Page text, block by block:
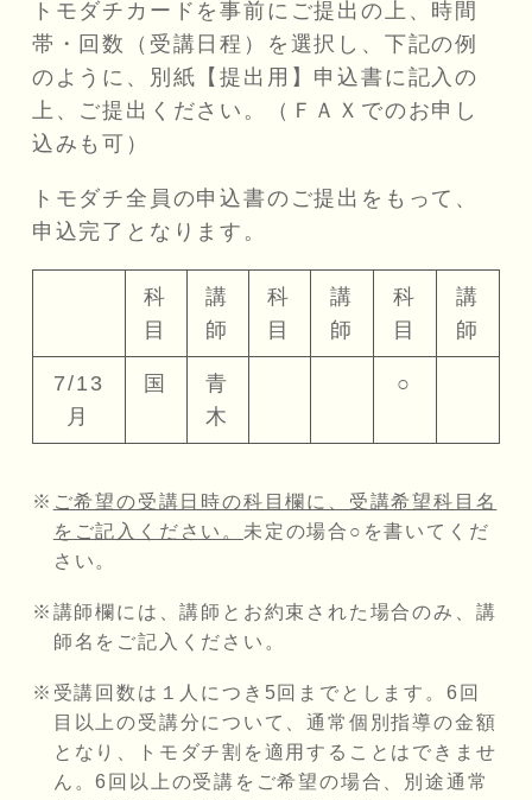
トモダチカードを事前にご提出の上、時間
帯・回数（受講日程）を選択し、下記の例
のように、別紙【提出用】申込書に記入の
上、ご提出ください。（ＦＡＸでのお申し
込みも可）
トモダチ全員の申込書のご提出をもって、
申込完了となります。
科
目
講
師
科
目
講
師
科
目
講
師
7/13
月
国
青
木
○
ご希望の受講日時の科目欄に、受講希望科目名
をご記入ください。 未定の場合○を書いてくだ
さい。
講師欄には、講師とお約束された場合のみ、講
師名をご記入ください。
受講回数は１人につき5回までとします。6回
目以上の受講分について、通常個別指導の金額
となり、トモダチ割を適用することはできませ
ん。6回以上の受講をご希望の場合、別途通常